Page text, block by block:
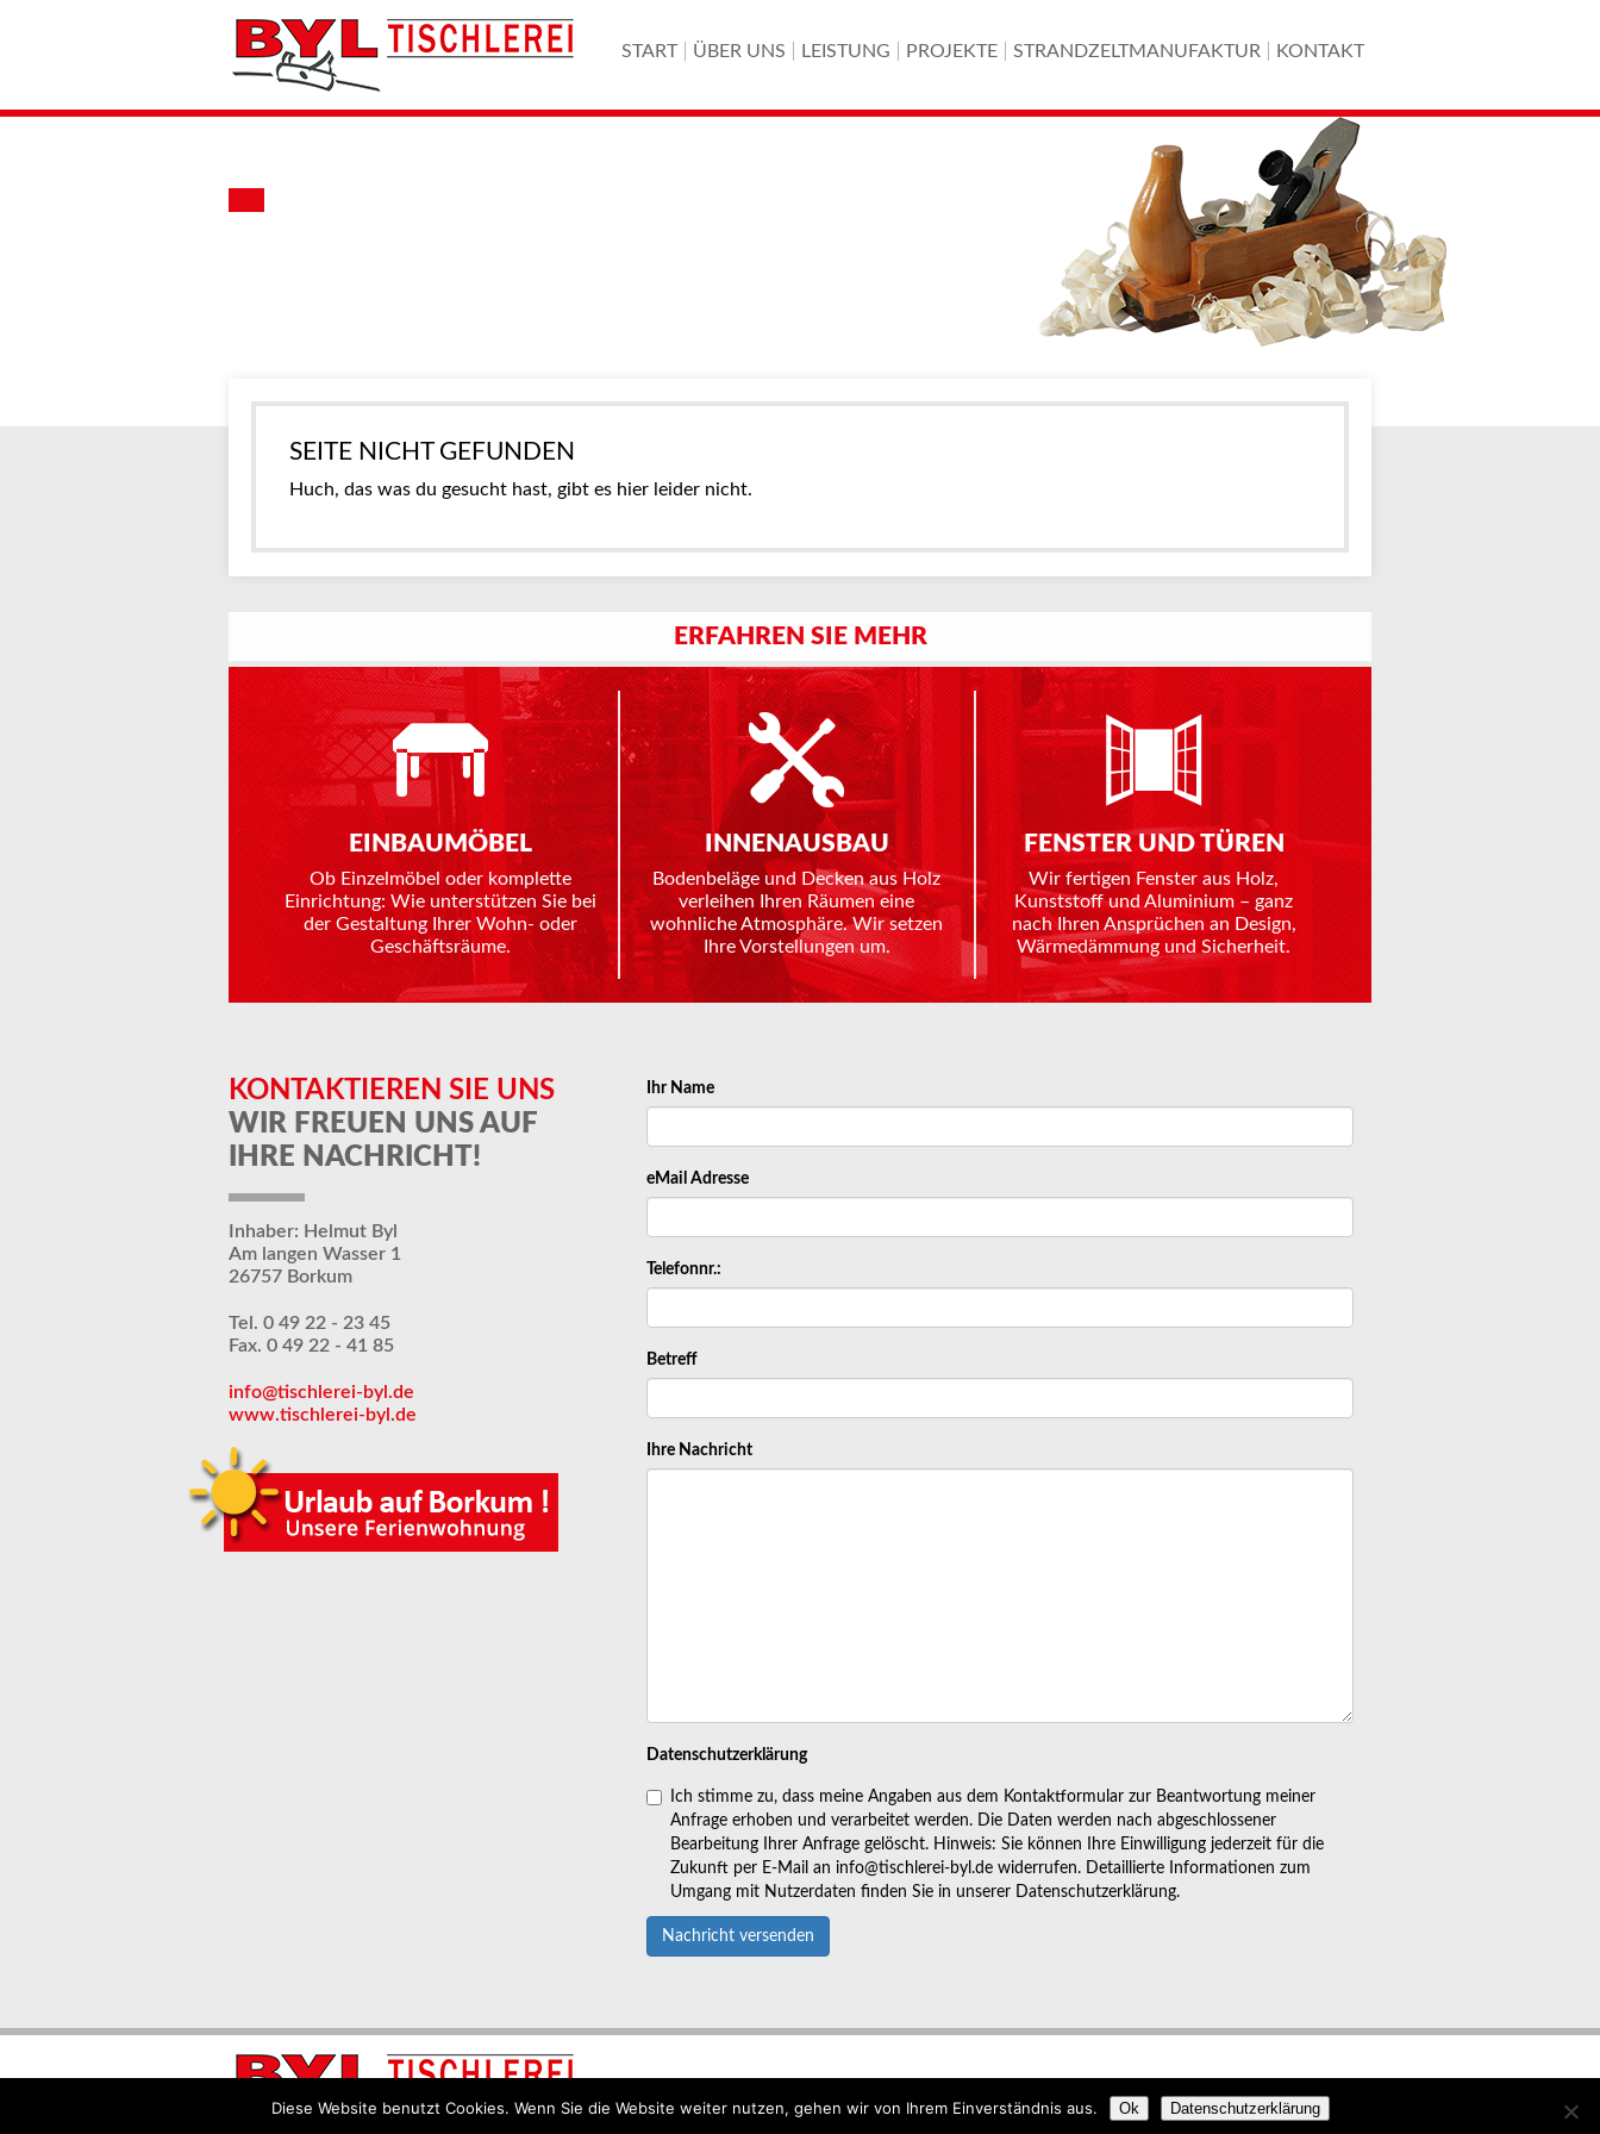
START ÜBER UNS LEISTUNG PROJEKTE STRANDZELTMANUFAKTUR KONTAKT
SEITE NICHT GEFUNDEN
Huch, das was du gesucht hast, gibt es hier leider nicht.
ERFAHREN SIE MEHR
EINBAUMÖBEL
Ob Einzelmöbel oder komplette
Einrichtung: Wie unterstützen Sie bei
der Gestaltung Ihrer Wohn- oder
Geschäftsräume.
INNENAUSBAU
Bodenbeläge und Decken aus Holz
verleihen Ihren Räumen eine
wohnliche Atmosphäre. Wir setzen
Ihre Vorstellungen um.
FENSTER UND TÜREN
Wir fertigen Fenster aus Holz,
Kunststoff und Aluminium – ganz
nach Ihren Ansprüchen an Design,
Wärmedämmung und Sicherheit.
KONTAKTIEREN SIE UNS
WIR FREUEN UNS AUF
IHRE NACHRICHT!
Inhaber: Helmut Byl
Am langen Wasser 1
26757 Borkum
Tel. 0 49 22 - 23 45
Fax. 0 49 22 - 41 85
info@tischlerei-byl.de
www.tischlerei-byl.de
Ihr Name
eMail Adresse
Telefonnr.:
Betreff
Ihre Nachricht
Datenschutzerklärung
Ich stimme zu, dass meine Angaben aus dem Kontaktformular zur Beantwortung meiner
Anfrage erhoben und verarbeitet werden. Die Daten werden nach abgeschlossener
Bearbeitung Ihrer Anfrage gelöscht. Hinweis: Sie können Ihre Einwilligung jederzeit für die
Zukunft per E-Mail an info@tischlerei-byl.de widerrufen. Detaillierte Informationen zum
Umgang mit Nutzerdaten finden Sie in unserer Datenschutzerklärung.
Nachricht versenden
Diese Website benutzt Cookies. Wenn Sie die Website weiter nutzen, gehen wir von Ihrem Einverständnis aus. Ok Datenschutzerklärung